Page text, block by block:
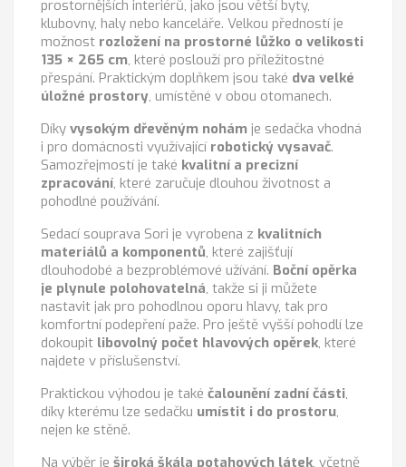
prostornějších interiérů, jako jsou větší byty,
klubovny, haly nebo kanceláře. Velkou předností je
možnost rozložení na prostorné lůžko o velikosti
135 × 265 cm, které poslouží pro příležitostné
přespání. Praktickým doplňkem jsou také dva velké
úložné prostory, umístěné v obou otomanech.
Díky vysokým dřevěným nohám je sedačka vhodná
i pro domácnosti využívající robotický vysavač.
Samozřejmostí je také kvalitní a precizní
zpracování, které zaručuje dlouhou životnost a
pohodlné používání.
Sedací souprava Sori je vyrobena z kvalitních
materiálů a komponentů, které zajišťují
dlouhodobé a bezproblémové užívání. Boční opěrka
je plynule polohovatelná, takže si ji můžete
nastavit jak pro pohodlnou oporu hlavy, tak pro
komfortní podepření paže. Pro ještě vyšší pohodlí lze
dokoupit libovolný počet hlavových opěrek, které
najdete v příslušenství.
Praktickou výhodou je také čalounění zadní části,
díky kterému lze sedačku umístit i do prostoru,
nejen ke stěně.
Na výběr je široká škála potahových látek, včetně